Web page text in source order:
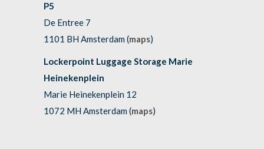
P5
De Entree 7
1101 BH Amsterdam (maps)
Lockerpoint Luggage Storage Marie
Heinekenplein
Marie Heinekenplein 12
1072 MH Amsterdam (maps)